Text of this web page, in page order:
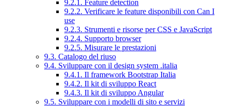
9.2.1. Feature detection
9.2.2. Verificare le feature disponibili con Can I
use
9.2.3. Strumenti e risorse per CSS e JavaScript
9.2.4. Supporto browser
9.2.5. Misurare le prestazioni
9.3. Catalogo del riuso
9.4. Sviluppare con il design system .italia
9.4.1. Il framework Bootstrap Italia
9.4.2. Il kit di sviluppo React
9.4.3. Il kit di sviluppo Angular
9.5. Sviluppare con i modelli di sito e servizi